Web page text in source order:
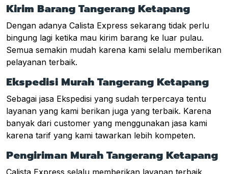
Kirim Barang Tangerang Ketapang
Dengan adanya Calista Express sekarang tidak perlu
bingung lagi ketika mau kirim barang ke luar pulau.
Semua semakin mudah karena kami selalu memberikan
pelayanan terbaik.
Ekspedisi Murah Tangerang Ketapang
Sebagai jasa Ekspedisi yang sudah terpercaya tentu
layanan yang kami berikan juga yang terbaik. Karena
banyak dari customer yang menggunakan jasa kami
karena tarif yang kami tawarkan lebih kompeten.
Pengiriman Murah Tangerang Ketapang
Calista Express selalu memberikan layanan terbaik